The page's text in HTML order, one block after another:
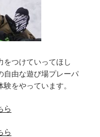
をつけていってほし
自由な遊び場プレーパ
をやっています。
ら
ら